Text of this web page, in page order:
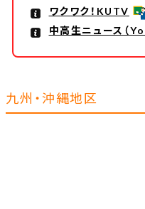
ワクワク！KUTV
中高生ニュース（
九州・沖縄地区